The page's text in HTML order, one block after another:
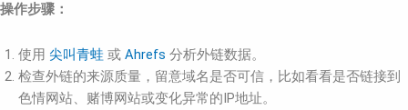
操作步骤：
使用 尖叫青蛙 或 Ahrefs 分析外链数据。
检查外链的来源质量，留意域名是否可信，比如看看是否链接到
色情网站、赌博网站或变化异常的IP地址。